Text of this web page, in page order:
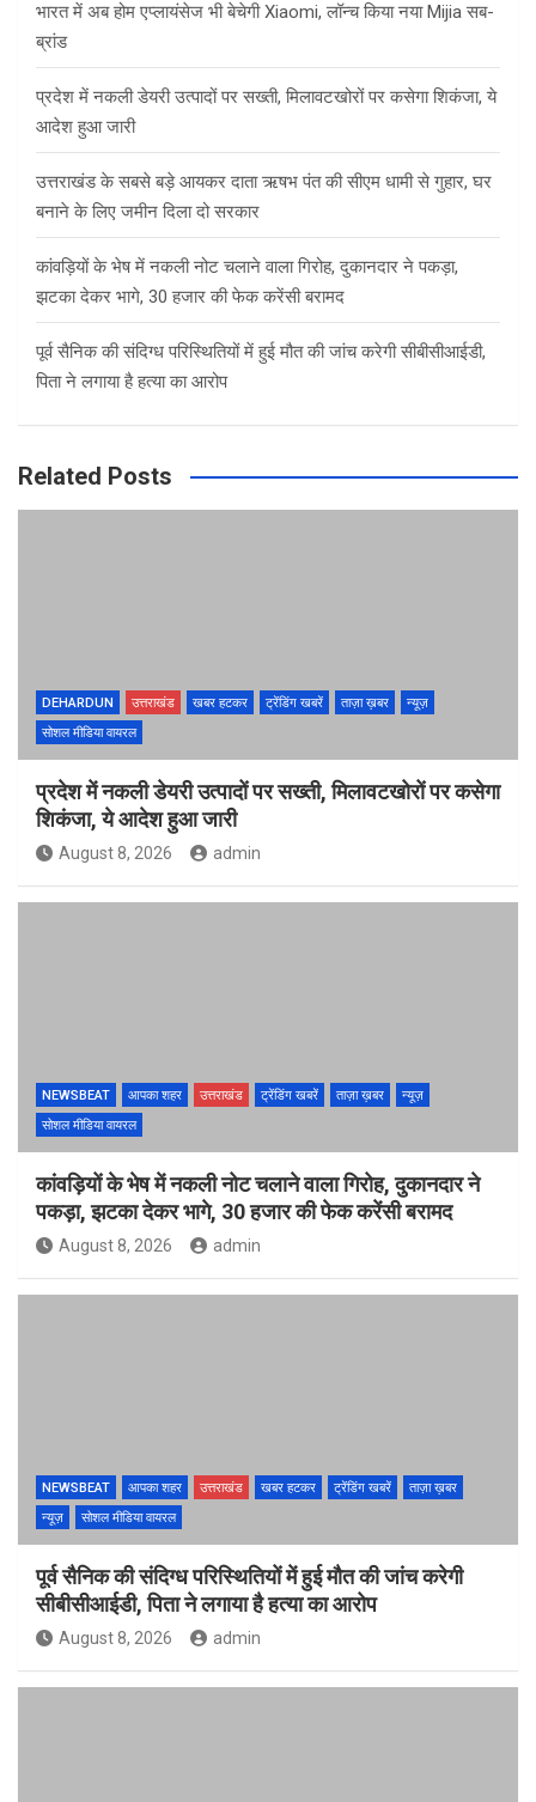
भारत में अब होम एप्लायंसेज भी बेचेगी Xiaomi, लॉन्च किया नया Mijia सब-
ब्रांड
प्रदेश में नकली डेयरी उत्पादों पर सख्ती, मिलावटखोरों पर कसेगा शिकंजा, ये
आदेश हुआ जारी
उत्तराखंड के सबसे बड़े आयकर दाता ऋषभ पंत की सीएम धामी से गुहार, घर
बनाने के लिए जमीन दिला दो सरकार
कांवड़ियों के भेष में नकली नोट चलाने वाला गिरोह, दुकानदार ने पकड़ा,
झटका देकर भागे, 30 हजार की फेक करेंसी बरामद
पूर्व सैनिक की संदिग्ध परिस्थितियों में हुई मौत की जांच करेगी सीबीसीआईडी,
पिता ने लगाया है हत्या का आरोप
Related Posts
DEHARDUN उत्तराखंड खबर हटकर ट्रेंडिंग खबरें ताज़ा ख़बर
न्यूज़
सोशल मीडिया वायरल
प्रदेश में नकली डेयरी उत्पादों पर सख्ती, मिलावटखोरों पर कसेगा
शिकंजा, ये आदेश हुआ जारी
August 8, 2026 admin
NEWSBEAT आपका शहर उत्तराखंड ट्रेंडिंग खबरें ताज़ा ख़बर
न्यूज़
सोशल मीडिया वायरल
कांवड़ियों के भेष में नकली नोट चलाने वाला गिरोह, दुकानदार ने
पकड़ा, झटका देकर भागे, 30 हजार की फेक करेंसी बरामद
August 8, 2026 admin
NEWSBEAT आपका शहर उत्तराखंड खबर हटकर ट्रेंडिंग खबरें
ताज़ा ख़बर
न्यूज़
सोशल मीडिया वायरल
पूर्व सैनिक की संदिग्ध परिस्थितियों में हुई मौत की जांच करेगी
सीबीसीआईडी, पिता ने लगाया है हत्या का आरोप
August 8, 2026 admin